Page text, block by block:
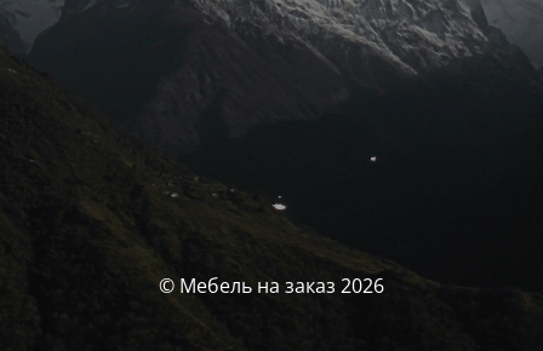
© Мебель на заказ 2026